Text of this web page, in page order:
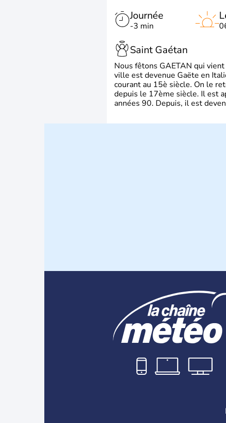
Journée
-3 min
Saint Gaétan
Nous fêtons GAETAN qui
ville est devenue Gaëte en
courant au 15è siècle. On le
depuis le 17ème siècle. Il est
années 90. Depuis, il est